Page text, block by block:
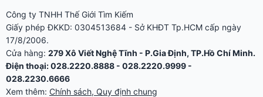
Công ty TNHH Thế Giới Tìm Kiếm
Giấy phép ĐKKD: 0304513684 - Sở KHĐT Tp.HCM cấp ngày
17/8/2006.
Cửa hàng: 279 Xô Viết Nghệ Tĩnh - P.Gia Định, TP.Hồ Chí Minh.
Điện thoại: 028.2220.8888 - 028.2220.9999 -
028.2230.6666
Xem thêm: Chính sách, Quy định chung